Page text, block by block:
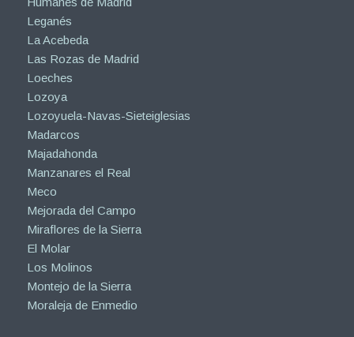
Leganés
La Acebeda
Las Rozas de Madrid
Loeches
Lozoya
Lozoyuela-Navas-Sieteiglesias
Madarcos
Majadahonda
Manzanares el Real
Meco
Mejorada del Campo
Miraflores de la Sierra
El Molar
Los Molinos
Montejo de la Sierra
Moraleja de Enmedio